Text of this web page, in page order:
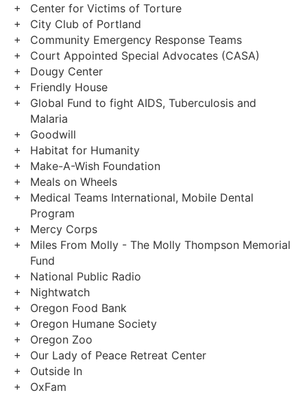
Center for Victims of Torture
City Club of Portland
Community Emergency Response Teams
Court Appointed Special Advocates (CASA)
Dougy Center
Friendly House
Global Fund to fight AIDS, Tuberculosis and
Malaria
Goodwill
Habitat for Humanity
Make-A-Wish Foundation
Meals on Wheels
Medical Teams International, Mobile Dental
Program
Mercy Corps
Miles From Molly - The Molly Thompson Memorial
Fund
National Public Radio
Nightwatch
Oregon Food Bank
Oregon Humane Society
Oregon Zoo
Our Lady of Peace Retreat Center
Outside In
OxFam